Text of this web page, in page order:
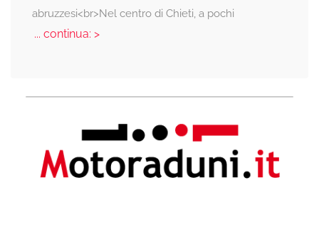
abruzzesi<br>Nel centro di Chieti, a pochi
... continua: >